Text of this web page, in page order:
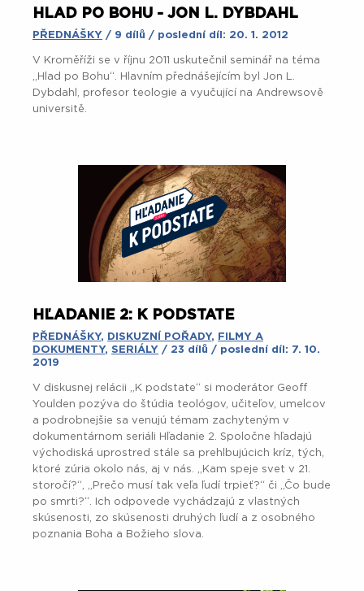
HLAD PO BOHU - JON L. DYBDAHL
PŘEDNÁŠKY / 9 dílů / poslední díl: 20. 1. 2012
V Kroměříži se v říjnu 2011 uskutečnil seminář na téma
„Hlad po Bohu“. Hlavním přednášejícím byl Jon L.
Dybdahl, profesor teologie a vyučující na Andrewsově
universitě.
HĽADANIE 2: K PODSTATE
PŘEDNÁŠKY, DISKUZNÍ POŘADY,
FILMY A
DOKUMENTY, SERIÁLY / 23 dílů / poslední díl: 7. 10.
2019
V diskusnej relácii „K podstate“ si moderátor Geoff
Youlden pozýva do štúdia teológov, učiteľov, umelcov
a podrobnejšie sa venujú témam zachyteným v
dokumentárnom seriáli Hľadanie 2. Spoločne hľadajú
východiská uprostred stále sa prehlbujúcich kríz, tých,
ktoré zúria okolo nás, aj v nás. „Kam speje svet v 21.
storočí?“, „Prečo musí tak veľa ľudí trpieť?“ či „Čo bude
po smrti?“. Ich odpovede vychádzajú z vlastných
skúsenosti, zo skúsenosti druhých ľudí a z osobného
poznania Boha a Božieho slova.